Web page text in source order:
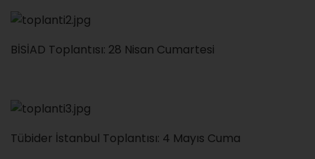
BİSİAD Toplantısı: 28 Nisan Cumartesi
Tübider İstanbul Toplantısı: 4 Mayıs Cuma